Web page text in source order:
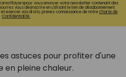
Playerspour vous envoyer votre newsletter contenant des
vous désinscrire en utilisant le lien de désabonnement
exercer vos droits, prenez connaissance de notreCharte de
Confidentialité.
astuces pour profiter d'une
en pleine chaleur.